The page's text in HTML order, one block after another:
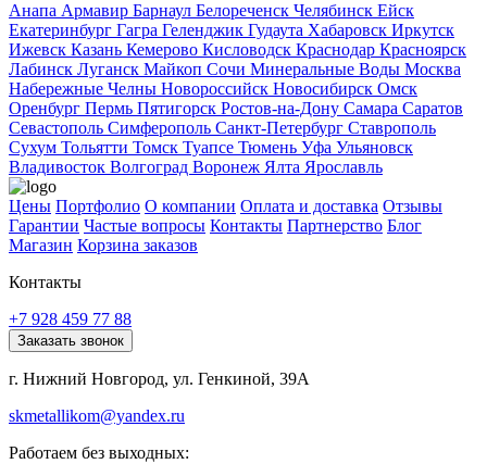
Анапа Армавир Барнаул Белореченск Челябинск Ейск
Екатеринбург Гагра Геленджик Гудаута Хабаровск Иркутск
Ижевск Казань Кемерово Кисловодск Краснодар Красноярск
Лабинск Луганск Майкоп Сочи Минеральные Воды Москва
Набережные Челны Новороссийск Новосибирск Омск
Оренбург Пермь Пятигорск Ростов-на-Дону Самара Саратов
Севастополь Симферополь Санкт-Петербург Ставрополь
Сухум Тольятти Томск Туапсе Тюмень Уфа Ульяновск
Владивосток Волгоград Воронеж Ялта Ярославль
Цены Портфолио О компании Оплата и доставка Отзывы
Гарантии Частые вопросы Контакты Партнерство Блог
Магазин Корзина заказов
Контакты
+7 928 459 77 88
Заказать звонок
г. Нижний Новгород, ул. Генкиной, 39А
skmetallikom@yandex.ru
Работаем без выходных: